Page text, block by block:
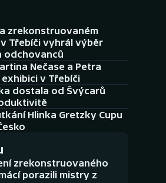
zrekonstruovaném
Třebíči vyhrál výběr
odchovanců
Nečase a Petra
exhibici v Třebíči
dostala od Švýcarů
Hlinka Gretzky Cupu
zrekonstruovaného
porazili mistry z